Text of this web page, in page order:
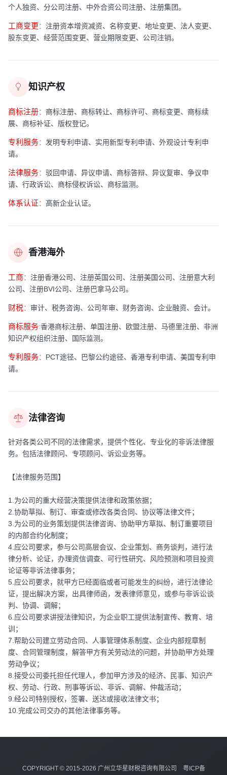
个人独资、分公司注册、中外合资公司注册、注册集团。
工商变更： 注册资本增资减资、名称变更、地址变更、法人变更、
股东变更、经营范围变更、营业期限变更、公司注销。
知识产权
商标注册： 商标注册、商标转让、商标许可、商标变更、商标续
展、商标补证、版权登记。
专利服务： 发明专利申请、实用新型专利申请、外观设计专利申
请。
法律服务： 驳回申请、异议申请、商标答辩、异议复审、争议申
请、行政诉讼、商标侵权诉讼、商标监测。
体系认证： 高新企业认证。
香港海外
工商： 注册香港公司、注册英国公司、注册美国公司、注册意大利
公司、注册BVI公司、注册巴拿马公司。
财税： 审计、税务咨询、公司年审、财务咨询、企业融资、会计。
商标服务:香港商标注册、单国注册、欧盟注册、马德里注册、非洲
知识产权组织注册、国际监测。
专利服务： PCT途径、巴黎公约途径、香港专利申请、美国专利申
请。
法律咨询
针对各类公司不同的法律需求，提供个性化、专业化的非诉法律服
务。包括法律顾问、专项顾问、诉讼业务等。
【法律服务范围】
1.为公司的重大经营决策提供法律和政策依据；
2.协助草拟、制订、审查或修改各类合同、协议等法律文件；
3.为公司的业务策划提供法律咨询、协助甲方草拟、制订重要项目
的内部合约化制度；
4.应公司要求，参与公司高层会议、企业策划、商务谈判，进行法
律分析、论证，办理资信调查、可行性研究、风险预测和项目投资
论证等非诉法律事务；
5.应公司要求，就甲方已经面临或者可能发生的纠纷，进行法律论
证，提出解决方案，出具律师函，发表律师意见，或参与非诉讼谈
判、协调、调解；
6.应公司要求讲授法律知识，为企业职工提供法制宣传、教育、培
训；
7.帮助公司建立劳动合同、人事管理体系制度、企业内部规章制
度、合同管理制度，解答甲方有关劳动法的问题，并协助甲方处理
劳动争议；
8.接受公司委托担任代理人，参加甲方涉及的经济、民事、知识产
权、劳动、行政、刑事等诉讼、非诉、调解、仲裁活动；
9.经公司特别授权，签署、送达或接收法律文书；
10.完成公司交办的其他法律事务等。
COPYRIGHT © 2015-2026 广州立华星财税咨询有限公司 粤ICP备